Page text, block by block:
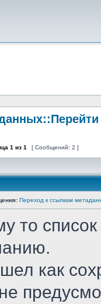
1 из 1 [ Сообщений: 2 ]
Переход к ссылкам
то
как